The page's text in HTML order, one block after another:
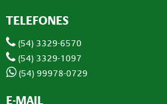
TELEFONES
(54) 3329-6570
(54) 3329-1097
(54) 99978-0729
E-MAIL